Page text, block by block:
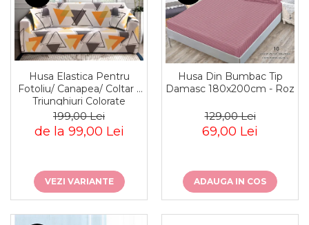
Husa Elastica Pentru
Fotoliu/ Canapea/ Coltar -
Triunghiuri Colorate
199,00 Lei
de la 99,00 Lei
VEZI VARIANTE
Husa Din Bumbac Tip
Damasc 180x200cm - Roz
129,00 Lei
69,00 Lei
ADAUGA IN COS